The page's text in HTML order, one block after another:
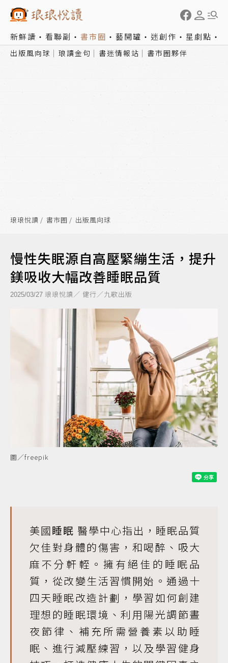
新鮮讀 看聯副 書市圈 藝開罐 迷創作 星劇點
出版風向球 琅讀金句 書迷情報站 書市圈夥伴
琅琅悅讀 書市圈 出版風向球
慢性失眠源自高壓緊繃生活，提升
鎂吸收大幅改善睡眠品質
2025/03/27 琅琅悅讀／ 健行／九歌出版
圖／freepik
美國睡眠 醫學中心指出，睡眠品質
欠佳對身體的傷害，和喝醉、吸大
麻不分軒輊。擁有絕佳的睡眠品
質，從改變生活習慣開始。通過十
四天睡眠改造計劃，學習如何創建
理想的睡眠環境、利用陽光調節晝
夜節律、補充所需營養素以助睡
眠、進行減壓練習，以及學習健身